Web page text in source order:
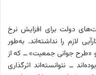
دولت برای افزایش نرخ
لازم را نداشته‌اند. به‌طور
جوانی جمعیت» ــ که از
ــ نتوانسته‌اند اثرگذاری